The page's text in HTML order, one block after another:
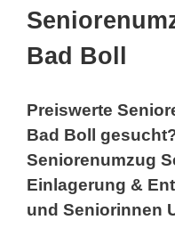
Bad Boll
Preiswerte
Bad Boll
Seniorenumzug
Einlagerung &
und Seniorinnen